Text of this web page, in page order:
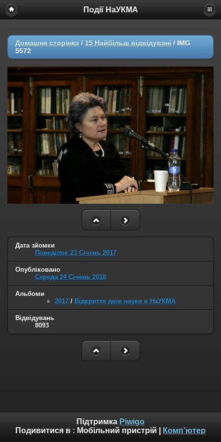
Події НаУКМА
Домашня сторінка / 15 Найбільш відвідувані / IMG
5572
Дата зйомки
Понеділок 23 Січень 2017
Опубліковано
Середа 24 Січень 2018
Альбоми
2017 / Відкриття днів науки в НаУКМА
Відвідувань
8093
Підтримка Piwigo
Подивитися в : Мобільний пристрій Комп’ютер